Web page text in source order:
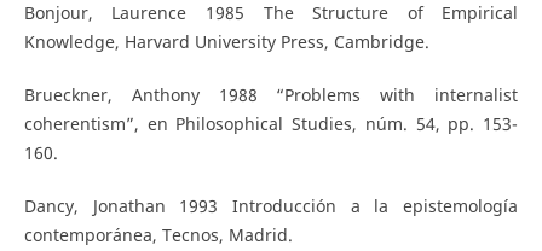
Bonjour, Laurence 1985 The Structure of Empirical
Knowledge, Harvard University Press, Cambridge.
Brueckner, Anthony 1988 “Problems with internalist
coherentism”, en Philosophical Studies, núm. 54, pp. 153-
160.
Dancy, Jonathan 1993 Introducción a la epistemología
contemporánea, Tecnos, Madrid.